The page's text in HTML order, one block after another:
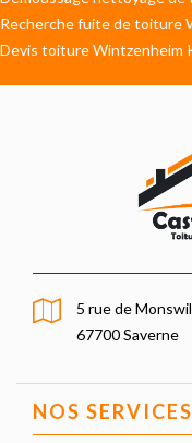
Recherche fuite de toiture
Devis toiture Wintzenheim
5 rue de
67700 Saverne
NOS SERVICES